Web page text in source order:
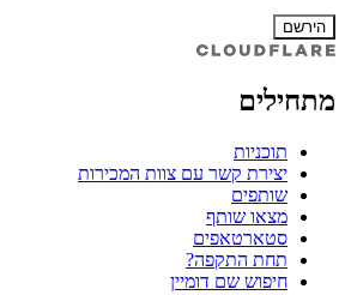
הירשם
מתחילים
תוכניות
יצירת קשר עם צוות המכירות
שותפים
מצאו שותף
סטארטאפים
תחת התקפה?
חיפוש שם דומיין